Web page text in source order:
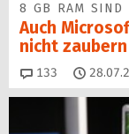
8 GB RAM SIND
Auch
nicht zaubern
133 Kommentare